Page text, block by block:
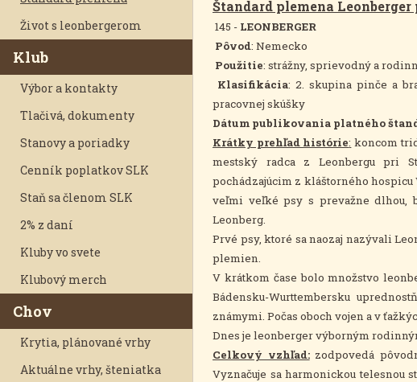
Život s leonbergerom
Klub
Výbor a kontakty
Tlačivá, dokumenty
Stanovy a poriadky
Cenník poplatkov SLK
Staň sa členom SLK
2% z daní
Kluby vo svete
Klubový merch
Chov
Krytia, plánované vrhy
Aktuálne vrhy, šteniatka
Štandard plemena Leonberger
145 - LEONBERGER
Pôvod: Nemecko
Použitie: strážny, sprievodný a
Klasifikácia: 2. skupina pinče a
pracovnej skúšky
Dátum publikovania platného
Krátky prehľad histórie: koncom
mestský radca z Leonbergu pri
pochádzajúcim z kláštorného
veľmi veľké psy s prevažne dlhou,
Leonberg.
Prvé psy, ktoré sa naozaj nazývali
plemien.
V krátkom čase bolo množstvo
Bádensku-Wurttembersku
známymi. Počas oboch vojen a v
Dnes je leonberger výborným
Celkový vzhľad:zodpovedá
Vyznačuje sa harmonickou telesnou